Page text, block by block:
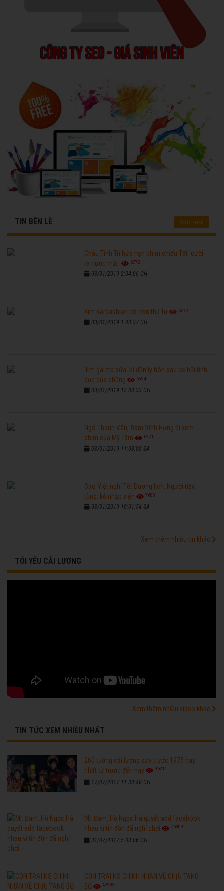
TIN BÊN LỀ Đọc thêm
Châu Tinh Trì hứa hẹn phim chiếu Tết 'cười
ra nước mắt'
6772
03/01/2019 2:04:06 CH
Kim Kardashian có con thứ tư 6272
03/01/2019 1:03:37 CH
'Em gái trà sữa' bị đồn ly hôn sau bê bối tình
dục của chồng
6594
03/01/2019 12:03:33 CH
Ngô Thanh Vân, Đàm Vĩnh Hưng đi xem
phim của Mỹ Tâm
6271
03/01/2019 11:03:00 SA
Sao Việt nghỉ Tết Dương lịch: Người tiệc
tùng, kẻ nhập viện
7683
03/01/2019 10:01:54 SA
Xem thêm nhiều tin khác
TÔI YÊU CẢI LƯƠNG
Xem thêm nhiều video khác
TIN TỨC XEM NHIỀU NHẤT
260 tuồng cải lương xưa trước 1975 hay
nhất từ trước đến nay
96211
17/07/2017 11:33:48 CH
Mr. Đàm, Hồ Ngọc Hà quyết add facebook
nhau vì tin đồn đã nghỉ chơi
76309
31/07/2017 5:03:06 CH
CON TRAI NS CHINH NHẪN VỀ CHỊU TANG
BỐ
42983